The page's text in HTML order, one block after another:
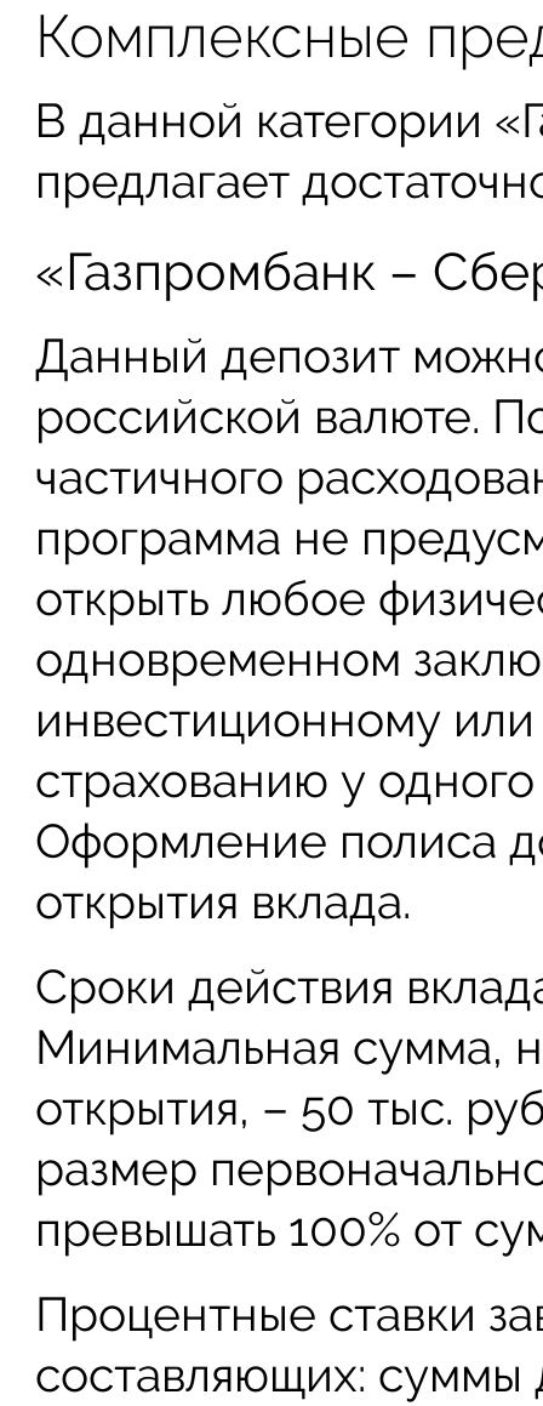
Комплексные
В данной категории
предлагает
«Газпромбанк –
Данный депозит
российской валюте.
частичного
программа не
открыть любое
одновременном
инвестиционному
страхованию у
Оформление полиса
открытия вклада.
Сроки действия
Минимальная сумма,
открытия, – 50 тыс.
размер
превышать 100% от
Процентные ставки
составляющих: суммы